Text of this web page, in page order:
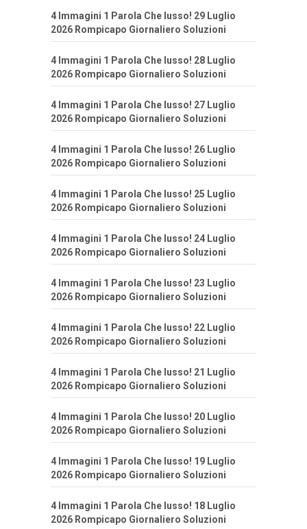
4 Immagini 1 Parola Che lusso! 29 Luglio
2026 Rompicapo Giornaliero Soluzioni
4 Immagini 1 Parola Che lusso! 28 Luglio
2026 Rompicapo Giornaliero Soluzioni
4 Immagini 1 Parola Che lusso! 27 Luglio
2026 Rompicapo Giornaliero Soluzioni
4 Immagini 1 Parola Che lusso! 26 Luglio
2026 Rompicapo Giornaliero Soluzioni
4 Immagini 1 Parola Che lusso! 25 Luglio
2026 Rompicapo Giornaliero Soluzioni
4 Immagini 1 Parola Che lusso! 24 Luglio
2026 Rompicapo Giornaliero Soluzioni
4 Immagini 1 Parola Che lusso! 23 Luglio
2026 Rompicapo Giornaliero Soluzioni
4 Immagini 1 Parola Che lusso! 22 Luglio
2026 Rompicapo Giornaliero Soluzioni
4 Immagini 1 Parola Che lusso! 21 Luglio
2026 Rompicapo Giornaliero Soluzioni
4 Immagini 1 Parola Che lusso! 20 Luglio
2026 Rompicapo Giornaliero Soluzioni
4 Immagini 1 Parola Che lusso! 19 Luglio
2026 Rompicapo Giornaliero Soluzioni
4 Immagini 1 Parola Che lusso! 18 Luglio
2026 Rompicapo Giornaliero Soluzioni